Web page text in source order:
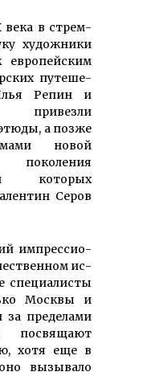
века в стрем­
ху­дож­ни­ки
ев­ропейским
пу­те­ше­
Репин и
привезли
а позже
новой
поколения
которых
Серов
им­прес­сио­
ис­
специалисты
Москвы и
за пределами
посвящают
хотя еще в
вызывало